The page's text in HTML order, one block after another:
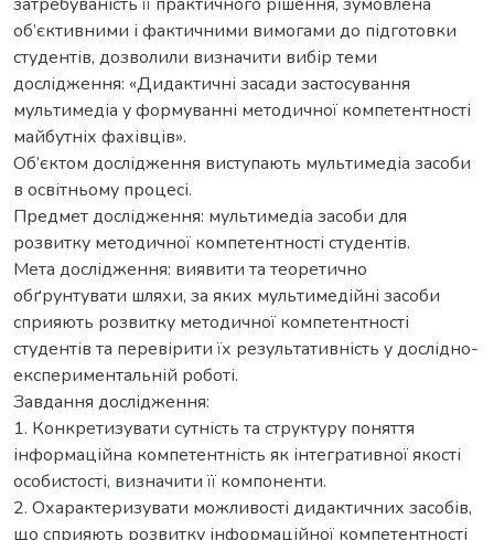
об’єктивними і фактичними вимогами до підготовки
студентів, дозволили визначити вибір теми
дослідження: «Дидактичні засади застосування
мультимедіа у формуванні методичної компетентності
майбутніх фахівців».
Об’єктом дослідження виступають мультимедіа засоби
в освітньому процесі.
Предмет дослідження: мультимедіа засоби для
розвитку методичної компетентності студентів.
Мета дослідження: виявити та теоретично
обґрунтувати шляхи, за яких мультимедійні засоби
сприяють розвитку методичної компетентності
студентів та перевірити їх результативність у дослідно-
експериментальній роботі.
Завдання дослідження:
1. Конкретизувати сутність та структуру поняття
інформаційна компетентність як інтегративної якості
особистості, визначити її компоненти.
2. Охарактеризувати можливості дидактичних засобів,
що сприяють розвитку інформаційної компетентності